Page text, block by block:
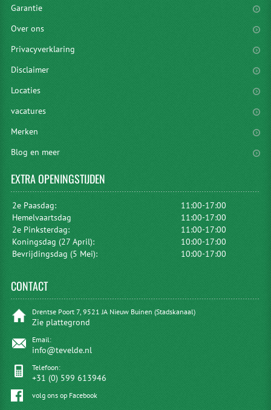
Garantie
Over ons
Privacyverklaring
Disclaimer
Locaties
vacatures
Merken
Blog en meer
EXTRAOPENINGSTIJDEN
2e Paasdag:
11:00-17:00
Hemelvaartsdag
11:00-17:00
2e Pinksterdag:
11:00-17:00
Koningsdag (27 April):
10:00-17:00
Bevrijdingsdag (5 Mei):
10:00-17:00
CONTACT
Drentse Poort 7, 9521 JA Nieuw Buinen (Stadskanaal)
Zie plattegrond
Email:
info@tevelde.nl
Telefoon:
+31 (0) 599 613946
volg ons op Facebook